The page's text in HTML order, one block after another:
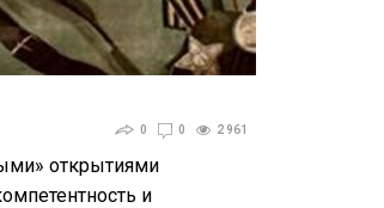
0 0 2 961
открытиями
и